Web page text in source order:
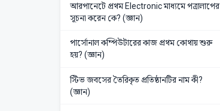
আরপানেটে প্রথম Electronic মাধ্যমে পত্রালাপের
সূচনা করেন কে? (জ্ঞান)
পার্সোনাল কম্পিউটারের কাজ প্রথম কোথায় শুরু
হয়? (জ্ঞান)
স্টিভ জবসের তৈরিকৃত প্রতিষ্ঠানটির নাম কী?
(জ্ঞান)